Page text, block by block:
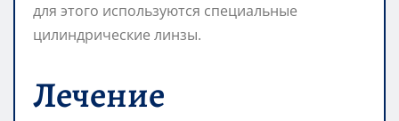
для этого используются специальные
цилиндрические линзы.
Лечение